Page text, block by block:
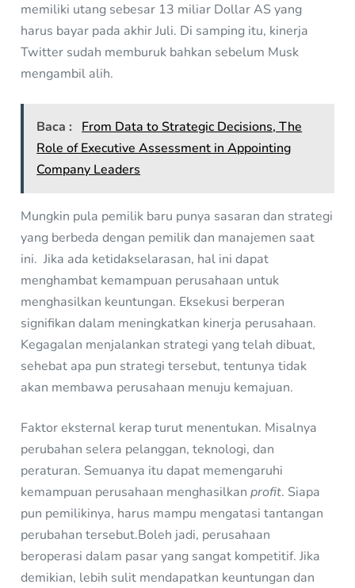
memiliki utang sebesar 13 miliar Dollar AS yang
harus bayar pada akhir Juli. Di samping itu, kinerja
Twitter sudah memburuk bahkan sebelum Musk
mengambil alih.
Baca :
From Data to Strategic Decisions, The
Role of Executive Assessment in Appointing
Company Leaders
Mungkin pula pemilik baru punya sasaran dan strategi
yang berbeda dengan pemilik dan manajemen saat
ini. Jika ada ketidakselarasan, hal ini dapat
menghambat kemampuan perusahaan untuk
menghasilkan keuntungan. Eksekusi berperan
signifikan dalam meningkatkan kinerja perusahaan.
Kegagalan menjalankan strategi yang telah dibuat,
sehebat apa pun strategi tersebut, tentunya tidak
akan membawa perusahaan menuju kemajuan.
Faktor eksternal kerap turut menentukan. Misalnya
perubahan selera pelanggan, teknologi, dan
peraturan. Semuanya itu dapat memengaruhi
kemampuan perusahaan menghasilkanprofit. Siapa
pun pemilikinya, harus mampu mengatasi tantangan
perubahan tersebut.Boleh jadi, perusahaan
beroperasi dalam pasar yang sangat kompetitif. Jika
demikian, lebih sulit mendapatkan keuntungan dan